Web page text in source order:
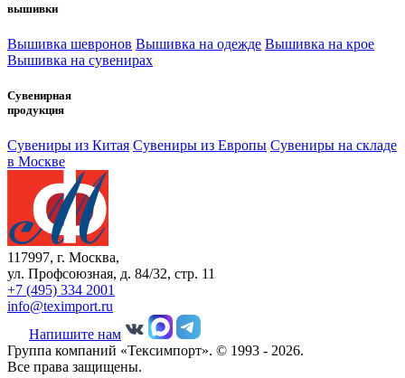
вышивки
Вышивка шевронов Вышивка на одежде Вышивка на крое
Вышивка на сувенирах
Сувенирная
продукция
Сувениры из Китая Сувениры из Европы Сувениры на складе
в Москве
117997, г. Москва,
ул. Профсоюзная, д. 84/32, стр. 11
+7 (495) 334 2001
info@teximport.ru
Напишите нам
Группа компаний «Тексимпорт». © 1993 - 2026.
Все права защищены.